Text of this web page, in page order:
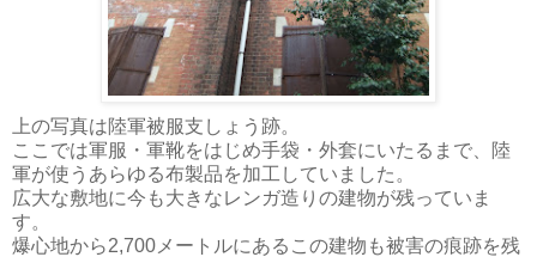
上の写真は陸軍被服支しょう跡。
ここでは軍服・軍靴をはじめ手袋・外套にいたるまで、陸
軍が使うあらゆる布製品を加工していました。
広大な敷地に今も大きなレンガ造りの建物が残っていま
す。
爆心地から2,700メートルにあるこの建物も被害の痕跡を残